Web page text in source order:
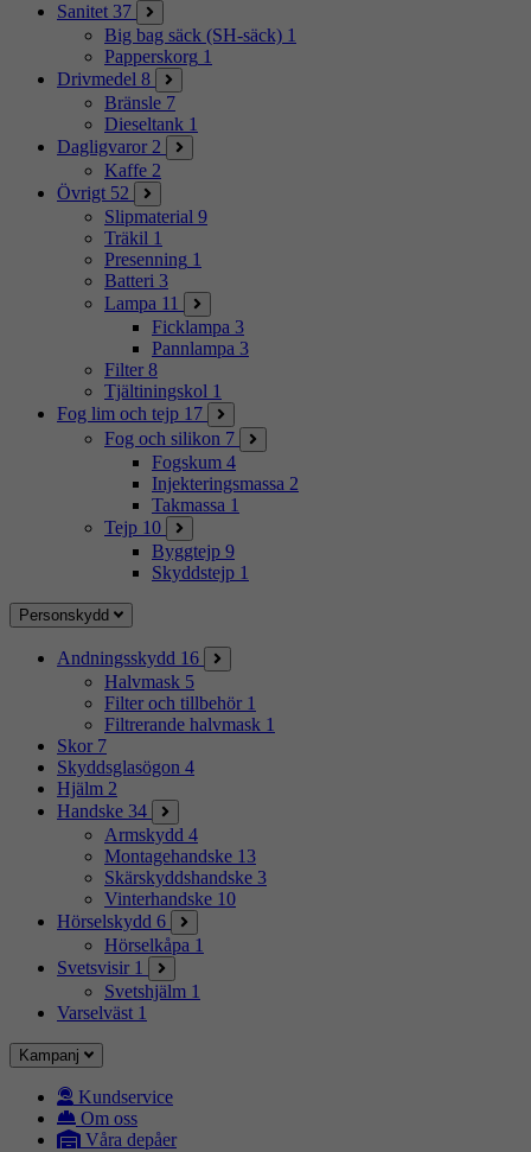
Sanitet 37
Big bag säck (SH-säck) 1
Papperskorg 1
Drivmedel 8
Bränsle 7
Dieseltank 1
Dagligvaror 2
Kaffe 2
Övrigt 52
Slipmaterial 9
Träkil 1
Presenning 1
Batteri 3
Lampa 11
Ficklampa 3
Pannlampa 3
Filter 8
Tjältiningskol 1
Fog lim och tejp 17
Fog och silikon 7
Fogskum 4
Injekteringsmassa 2
Takmassa 1
Tejp 10
Byggtejp 9
Skyddstejp 1
Personskydd
Andningsskydd 16
Halvmask 5
Filter och tillbehör 1
Filtrerande halvmask 1
Skor 7
Skyddsglasögon 4
Hjälm 2
Handske 34
Armskydd 4
Montagehandske 13
Skärskyddshandske 3
Vinterhandske 10
Hörselskydd 6
Hörselkåpa 1
Svetsvisir 1
Svetshjälm 1
Varselväst 1
Kampanj
Kundservice
Om oss
Våra depåer